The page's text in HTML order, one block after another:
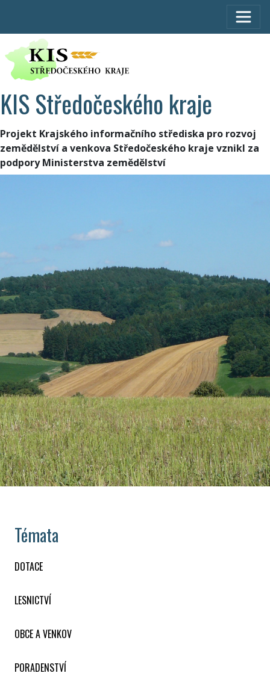
KIS Středočeského kraje
Projekt Krajského informačního střediska pro rozvoj
zemědělství a venkova Středočeského kraje vznikl za
podpory Ministerstva zemědělství
Témata
DOTACE
LESNICTVÍ
OBCE A VENKOV
PORADENSTVÍ